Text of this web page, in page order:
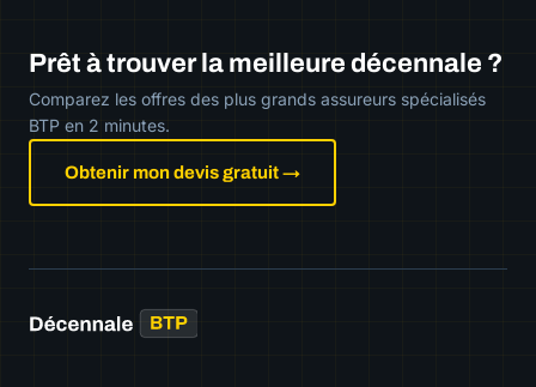
Prêt à trouver la meilleure décennale ?
Comparez les offres des plus grands assureurs spécialisés
BTP en 2 minutes.
Obtenir mon devis gratuit →